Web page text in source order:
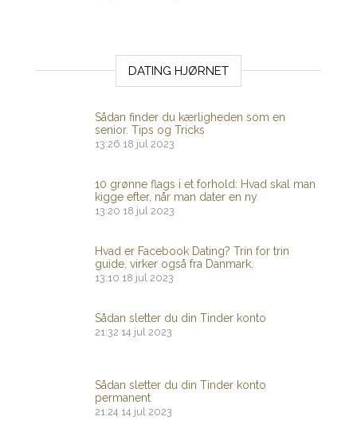
DATING HJØRNET
Sådan finder du kærligheden som en
senior. Tips og Tricks
13:26 18 jul 2023
10 grønne flags i et forhold: Hvad skal man
kigge efter, når man dater en ny
13:20 18 jul 2023
Hvad er Facebook Dating? Trin for trin
guide, virker også fra Danmark.
13:10 18 jul 2023
Sådan sletter du din Tinder konto
21:32 14 jul 2023
Sådan sletter du din Tinder konto
permanent
21:24 14 jul 2023